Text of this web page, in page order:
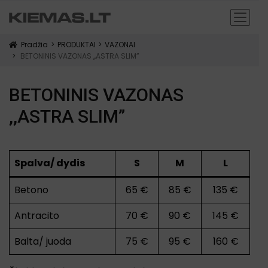
icon
Pradžia PRODUKTAI
VAZONAI
BETONINIS VAZONAS ,,ASTRA SLIM”
BETONINIS VAZONAS
,,ASTRA SLIM”
Spalva/ dydis S M
L
Betono
65 € 85 €
135 €
Antracito
70 € 90 €
145 €
Balta/ juoda
75 € 95 € 160 €